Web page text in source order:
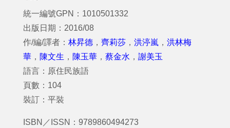
統一編號GPN：1010501332
出版日期：2016/08
作/編/譯者： 林昇德 ， 齊莉莎 ， 洪渟嵐 ， 洪林梅
華 ， 陳文生 ， 陳玉華 ， 蔡金水 ， 謝美玉
語言：原住民族語
頁數：104
裝訂：平裝
ISBN／ISSN：9789860494273